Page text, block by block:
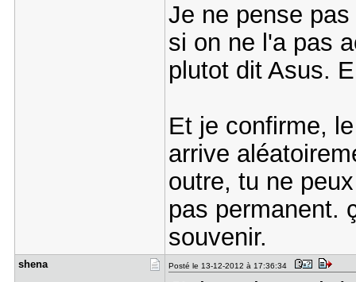
Je ne pense
si on ne l'a pas
plutot dit Asus.
Et je confirme,
arrive
outre, tu ne
pas permanent.
souvenir.
shena Posté le 13-12-2012 à 17:36:34